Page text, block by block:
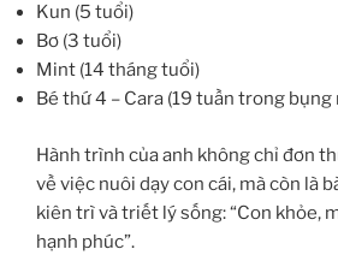
Kun (5 tuổi)
Bơ (3 tuổi)
Mint (14 tháng tuổi)
Bé thứ 4 – Cara (19 tuần trong bụng
Hành trình của anh không chỉ đơn
về việc nuôi dạy con cái, mà còn là
kiên trì và triết lý sống: “Con khỏe,
hạnh phúc”.